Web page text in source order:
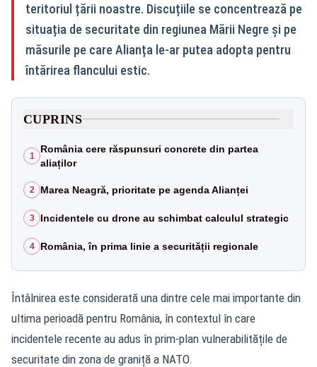
teritoriul țării noastre. Discuțiile se concentrează pe
situația de securitate din regiunea Mării Negre și pe
măsurile pe care Alianța le-ar putea adopta pentru
întărirea flancului estic.
CUPRINS
1
România cere răspunsuri concrete din partea
aliaților
2 Marea Neagră, prioritate pe agenda Alianței
3 Incidentele cu drone au schimbat calculul strategic
4 România, în prima linie a securității regionale
Întâlnirea este considerată una dintre cele mai importante din
ultima perioadă pentru România, în contextul în care
incidentele recente au adus în prim-plan vulnerabilitățile de
securitate din zona de graniță a NATO.